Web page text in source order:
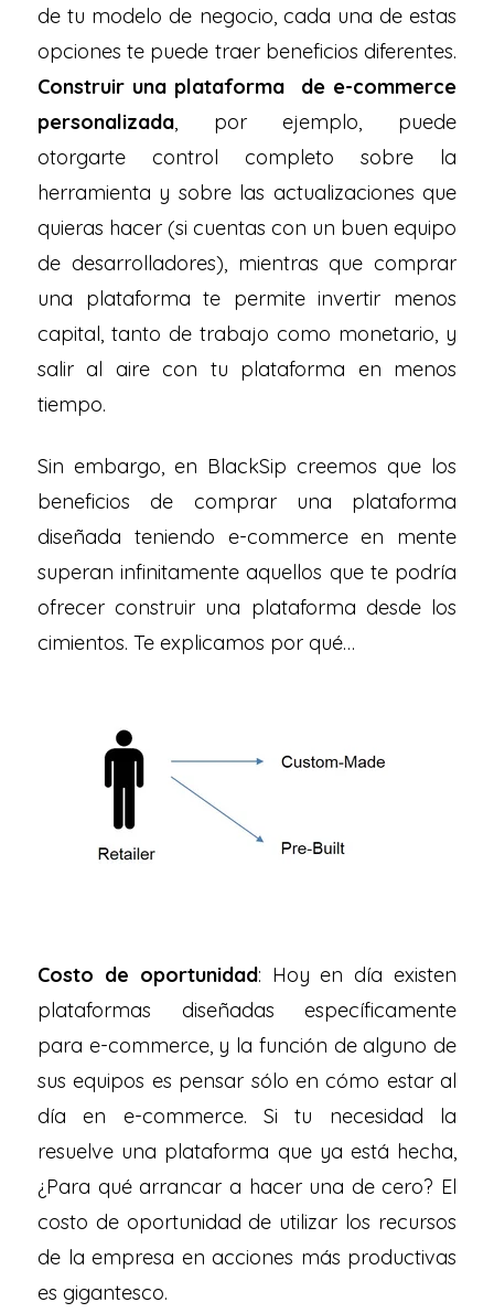
de tu modelo de negocio, cada una de estas
opciones te puede traer beneficios diferentes.
Construir una plataforma de e-commerce
personalizada, por ejemplo, puede
otorgarte control completo sobre la
herramienta y sobre las actualizaciones que
quieras hacer (si cuentas con un buen equipo
de desarrolladores), mientras que comprar
una plataforma te permite invertir menos
capital, tanto de trabajo como monetario, y
salir al aire con tu plataforma en menos
tiempo.
Sin embargo, en BlackSip creemos que los
beneficios de comprar una plataforma
diseñada teniendo e-commerce en mente
superan infinitamente aquellos que te podría
ofrecer construir una plataforma desde los
cimientos. Te explicamos por qué…
Costo de oportunidad: Hoy en día existen
plataformas diseñadas específicamente
para e-commerce, y la función de alguno de
sus equipos es pensar sólo en cómo estar al
día en e-commerce. Si tu necesidad la
resuelve una plataforma que ya está hecha,
¿Para qué arrancar a hacer una de cero? El
costo de oportunidad de utilizar los recursos
de la empresa en acciones más productivas
es gigantesco.